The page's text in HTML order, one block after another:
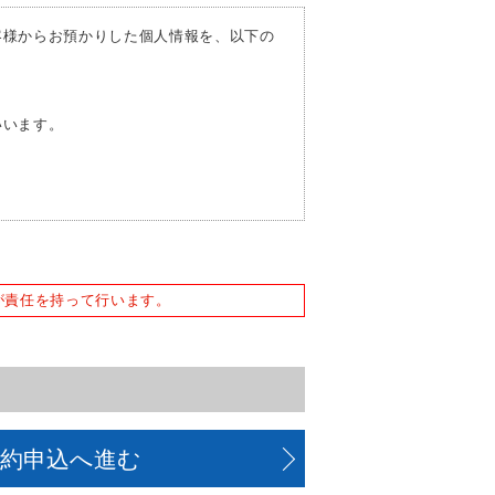
からお預かりした個人情報を、以下の
ます。
任を持って行います。
申込へ進む